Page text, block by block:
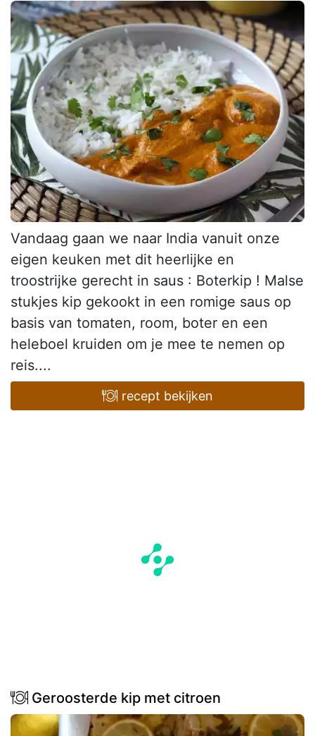
Vandaag gaan we naar India vanuit onze
eigen keuken met dit heerlijke en
troostrijke gerecht in saus : Boterkip ! Malse
stukjes kip gekookt in een romige saus op
basis van tomaten, room, boter en een
heleboel kruiden om je mee te nemen op
reis....
recept bekijken
Geroosterde kip met citroen